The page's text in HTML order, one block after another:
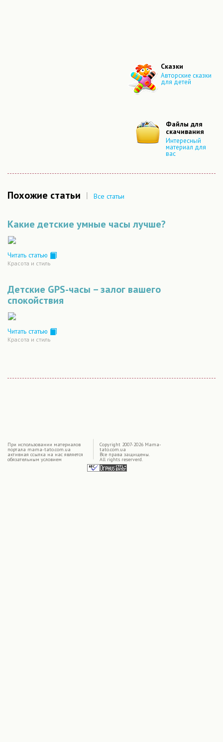
Сказки
Авторские сказки
для детей
Файлы для
скачивания
Интересный
материал для
вас
Похожие статьи | Все статьи
Какие детские умные часы лучше?
Читать статью
Красота и стиль
Детские GPS-часы – залог вашего
спокойствия
Читать статью
Красота и стиль
При использовании материалов
портала mama-tato.com.ua
активная ссылка на нас является
обязательным условием
Copyright 2007-2026 Mama-
tato.com.ua
Все права защищены.
All rights reserverd.